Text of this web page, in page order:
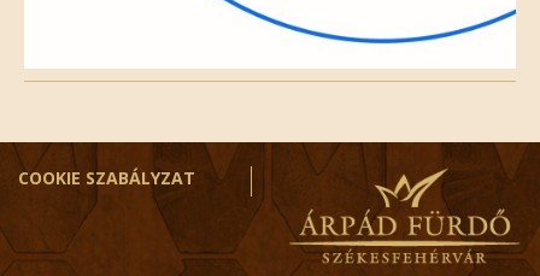
COOKIE SZABÁLYZAT